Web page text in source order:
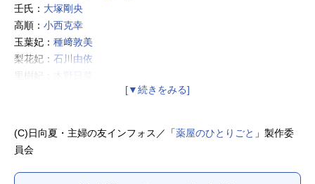
壬氏： 大塚剛央
高順： 小西克幸
玉葉妃： 種﨑敦美
梨花妃： 石川由依
里樹妃：
白鈴： 小清水亜美
女華：
羅門：家中宏
(C)日向夏・主婦の友インフォス／「薬屋のひとりごと 」製作委
員会